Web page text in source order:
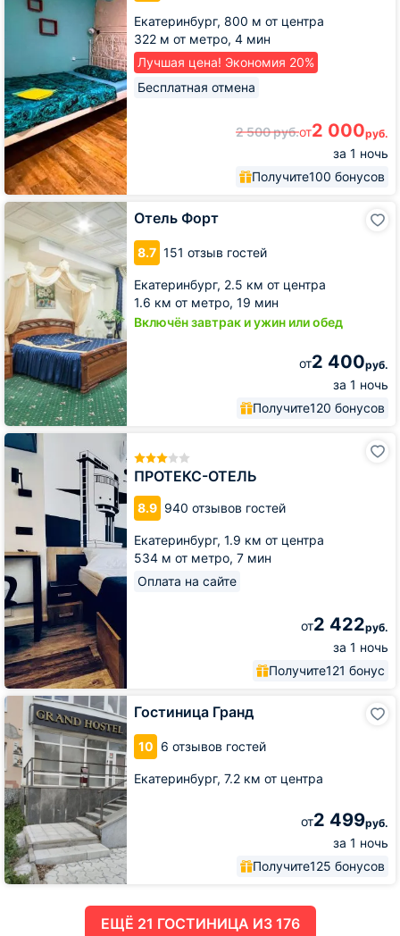
Екатеринбург, 800 м от центра
322 м от метро, 4 мин
Лучшая цена! Экономия 20%
Бесплатная отмена
2 500руб.от2 000руб.
за 1 ночь
Получите100 бонусов
Отель Форт
8.7 151 отзыв гостей
Екатеринбург, 2.5 км от центра
1.6 км от метро, 19 мин
Включён завтрак и ужин или обед
от2 400руб.
за 1 ночь
Получите120 бонусов
Отель
ПРОТЕКС-ОТЕЛЬ
8.9 940 отзывов гостей
Екатеринбург, 1.9 км от центра
534 м от метро, 7 мин
Оплата на сайте
от2 422руб.
за 1 ночь
Получите121 бонус
ПРОТЕКС-
ОТЕЛЬ
Гостиница Гранд
10 6 отзывов гостей
Екатеринбург, 7.2 км от центра
от2 499руб.
за 1 ночь
Получите125 бонусов
Гостиница
Гранд
ЕЩË 21 ГОСТИНИЦА ИЗ 176